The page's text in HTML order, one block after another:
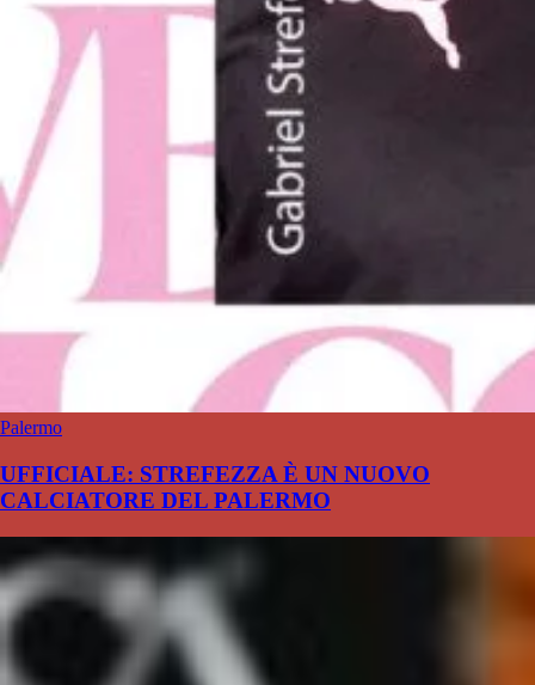
Palermo
UFFICIALE: STREFEZZA È UN NUOVO
CALCIATORE DEL PALERMO